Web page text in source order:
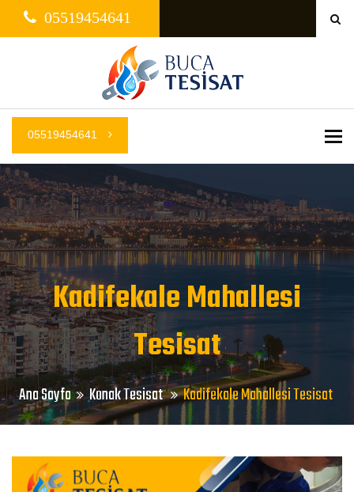
05519454641
05519454641
Kadifekale Mahallesi
Tesisat
Ana Sayfa Konak Tesisat Kadifekale Mahallesi Tesisat